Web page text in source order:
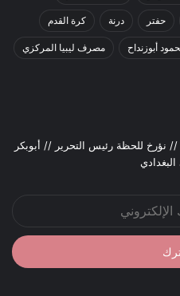
حفتر درنة كرة القدم
أبوزنداح مصرف ليبيا المركزي
نؤرخ للحظة رئيس التحرير // أبوبكر